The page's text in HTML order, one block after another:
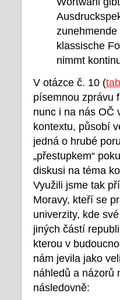
klassische
nimmt
V otázce č. 10 (
písemnou zprávu
nunc i na nás OČ
kontextu, působí
jedná o hrubé
„přestupkem“
diskusi na téma
Využili jsme tak
Moravy, kteří se
univerzity, kde
jiných částí
kterou v
nám jevila jako
náhledů a názorů
následovně: